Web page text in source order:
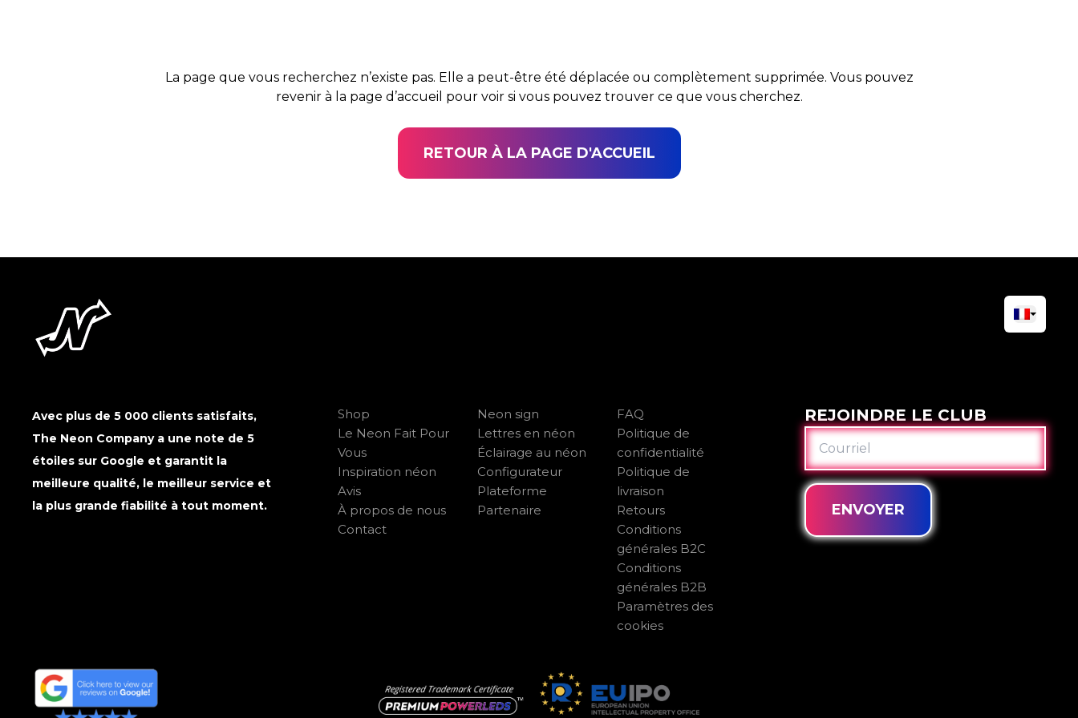
La page que vous recherchez n’existe pas. Elle a peut-être été déplacée ou complètement supprimée. Vous pouvez
revenir à la page d’accueil pour voir si vous pouvez trouver ce que vous cherchez.
RETOUR À LA PAGE D'ACCUEIL
Avec plus de 5 000 clients satisfaits,
The Neon Company a une note de 5
étoiles sur Google et garantit la
meilleure qualité, le meilleur service et
la plus grande fiabilité à tout moment.
Shop
Le Neon Fait Pour
Vous
Inspiration néon
Avis
À propos de nous
Contact
Neon sign
Lettres en néon
Éclairage au néon
Configurateur
Plateforme
Partenaire
FAQ
Politique de
confidentialité
Politique de
livraison
Retours
Conditions
générales B2C
Conditions
générales B2B
Paramètres des
cookies
REJOINDRE LE CLUB
COURRIEL
ENVOYER